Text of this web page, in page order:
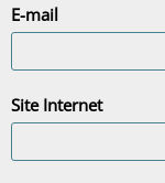
E-mail
Site Internet